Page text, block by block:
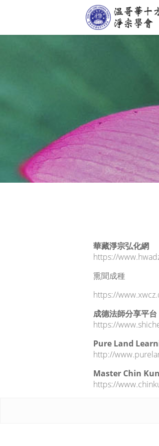
華藏淨宗弘化網
https://
熏聞成種
https://
成德法師分享平台
https://
Pure Land
http://
Master Chin
https://